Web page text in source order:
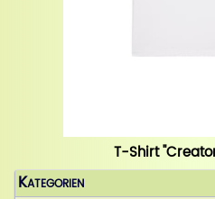
T-Shirt
Kategorien